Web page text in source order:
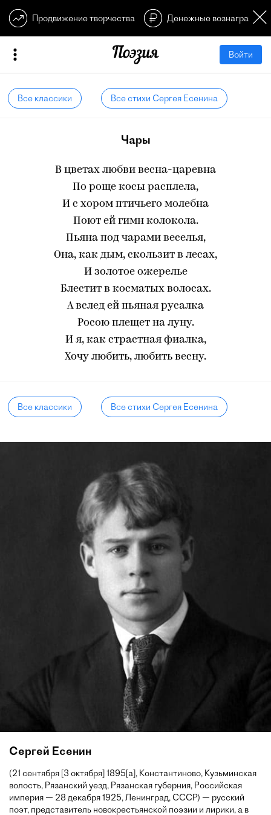
Продвижение творчества Денежные
Войти
Все классики Все стихи Сергея Есенина
Чары
В цветах любви весна-царевна
По роще косы расплела,
И с хором птичьего молебна
Поют ей гимн колокола.
Пьяна под чарами веселья,
Она, как дым, скользит в лесах,
И золотое ожерелье
Блестит в косматых волосах.
А вслед ей пьяная русалка
Росою плещет на луну.
И я, как страстная фиалка,
Хочу любить, любить весну.
Все классики Все стихи Сергея Есенина
Сергей Есенин
(21 сентября [3 октября] 1895[a], Константиново, Кузьминская
волость, Рязанский уезд, Рязанская губерния, Российская
империя — 28 декабря 1925, Ленинград, СССР) — русский
поэт, представитель новокрестьянской поэзии и лирики, а в